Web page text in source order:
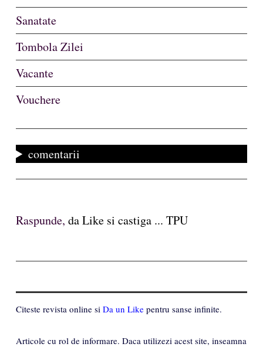
Sanatate
Tombola Zilei
Vacante
Vouchere
comentarii
Raspunde, da Like si castiga ... TPU
Citeste revista online si Da un Like pentru sanse infinite.
Articole cu rol de informare. Daca utilizezi acest site, inseamna